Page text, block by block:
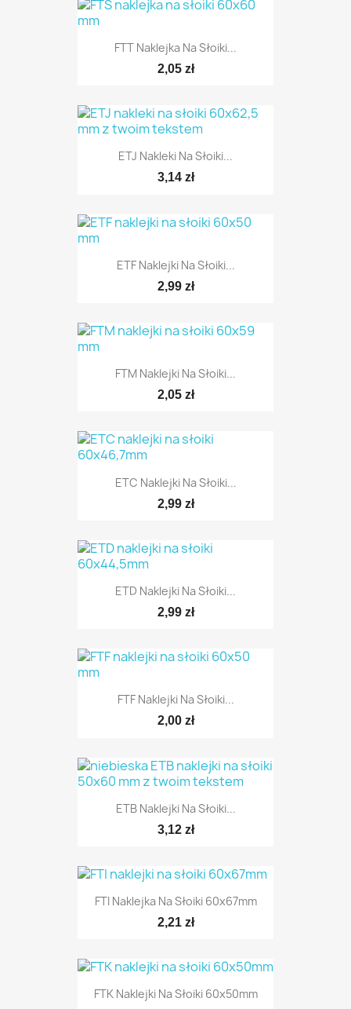
FTT Naklejka Na Słoiki...
2,05 zł
ETJ Nakleki Na Słoiki...
3,14 zł
ETF Naklejki Na Słoiki...
2,99 zł
FTM Naklejki Na Słoiki...
2,05 zł
ETC Naklejki Na Słoiki...
2,99 zł
ETD Naklejki Na Słoiki...
2,99 zł
FTF Naklejki Na Słoiki...
2,00 zł
ETB Naklejki Na Słoiki...
3,12 zł
FTI Naklejka Na Słoiki 60x67mm
2,21 zł
FTK Naklejki Na Słoiki 60x50mm